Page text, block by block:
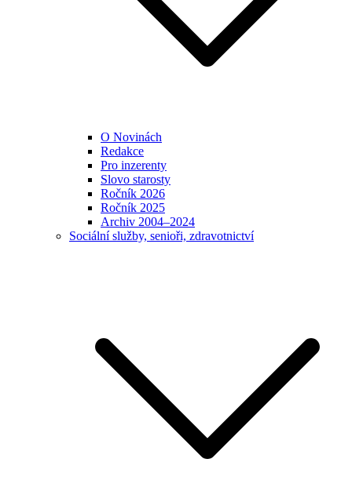
O Novinách
Redakce
Pro inzerenty
Slovo starosty
Ročník 2026
Ročník 2025
Archiv 2004–2024
Sociální služby, senioři, zdravotnictví